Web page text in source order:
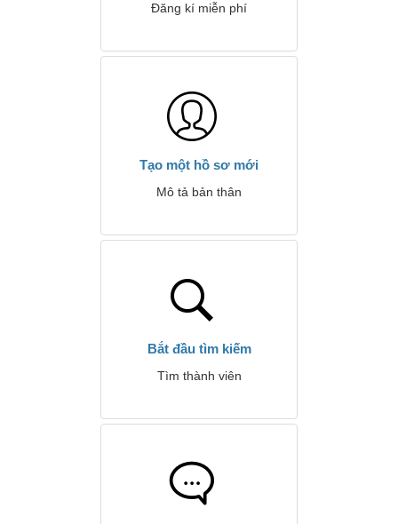
Đăng kí miễn phí
Tạo một hồ sơ mới
Mô tả bản thân
Bắt đầu tìm kiếm
Tìm thành viên